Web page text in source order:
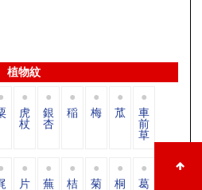
植物紋
虎
杖
銀
杏
稲 梅 苽 車
前
草
片 蕪 桔 菊 桐 葛